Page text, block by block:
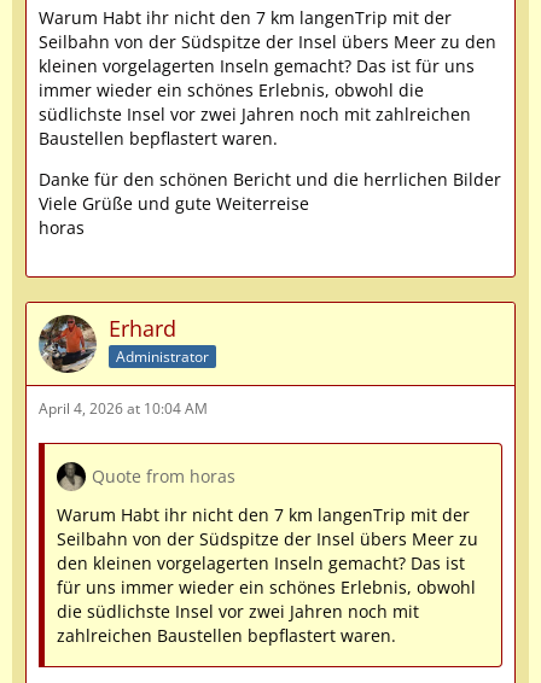
Warum Habt ihr nicht den 7 km langenTrip mit der
Seilbahn von der Südspitze der Insel übers Meer zu den
kleinen vorgelagerten Inseln gemacht? Das ist für uns
immer wieder ein schönes Erlebnis, obwohl die
südlichste Insel vor zwei Jahren noch mit zahlreichen
Baustellen bepflastert waren.
Danke für den schönen Bericht und die herrlichen Bilder
Viele Grüße und gute Weiterreise
horas
Erhard
Administrator
April 4, 2026 at 10:04 AM
Quote from horas
Warum Habt ihr nicht den 7 km langenTrip mit der
Seilbahn von der Südspitze der Insel übers Meer zu
den kleinen vorgelagerten Inseln gemacht? Das ist
für uns immer wieder ein schönes Erlebnis, obwohl
die südlichste Insel vor zwei Jahren noch mit
zahlreichen Baustellen bepflastert waren.